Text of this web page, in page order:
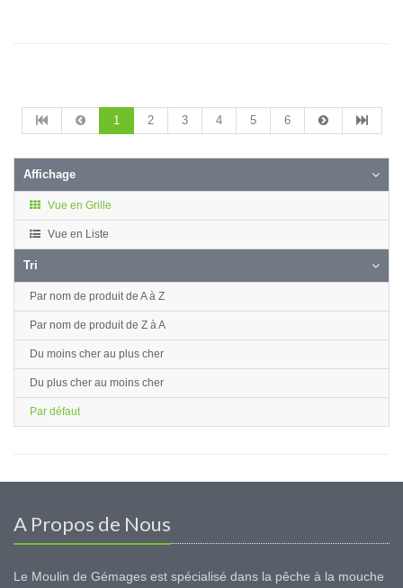
1 2 3 4 5 6
Affichage
Vue en Grille
Vue en Liste
Tri
Par nom de produit de A à Z
Par nom de produit de Z à A
Du moins cher au plus cher
Du plus cher au moins cher
Par défaut
A Propos de Nous
Le Moulin de Gémages est spécialisé dans la pêche à la mouche